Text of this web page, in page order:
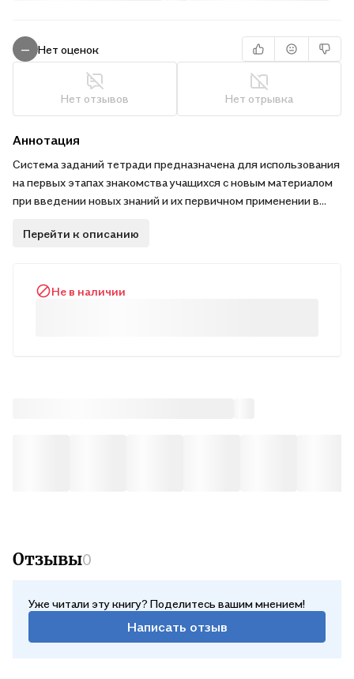
— Нет оценок
Нет отзывов Нет отрывка
Аннотация
Система заданий тетради предназначена для использования
на первых этапах знакомства учащихся с новым материалом
при введении новых зна­ний и их первичном применении в
представленной системе заданий, обеспечивает достижение
Перейти к описанию
Не в наличии
Отзывы0
Уже читали эту книгу? Поделитесь вашим мнением!
Написать отзыв